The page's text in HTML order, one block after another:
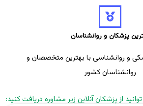
پزشکان و روانشناسان
و روانشناسی با بهترین متخصصان و
روانشناسان کشور
از پزشکان آنلاین زیر مشاوره دریافت کنید: